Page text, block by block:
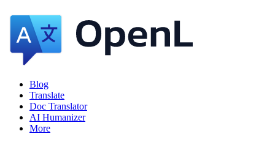
Blog
Translate
Doc Translator
AI Humanizer
More